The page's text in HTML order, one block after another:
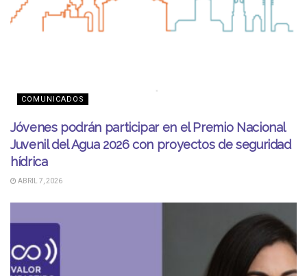
COMUNICADOS
Jóvenes podrán participar en el Premio Nacional
Juvenil del Agua 2026 con proyectos de seguridad
hídrica
ABRIL 7, 2026